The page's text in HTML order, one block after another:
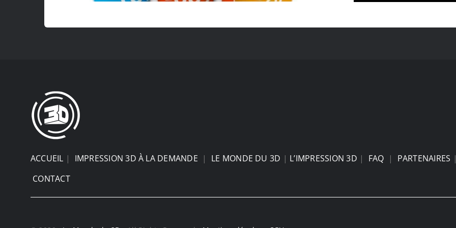
ACCUEIL | IMPRESSION 3D À LA DEMANDE | LE MONDE DU 3D | L’IMPRESSION 3D | FAQ | PARTENAIRES
CONTACT